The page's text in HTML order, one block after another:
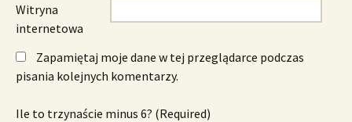
Witryna
internetowa
Zapamiętaj moje dane w tej przeglądarce podczas
pisania kolejnych komentarzy.
Ile to trzynaście minus 6? (Required)